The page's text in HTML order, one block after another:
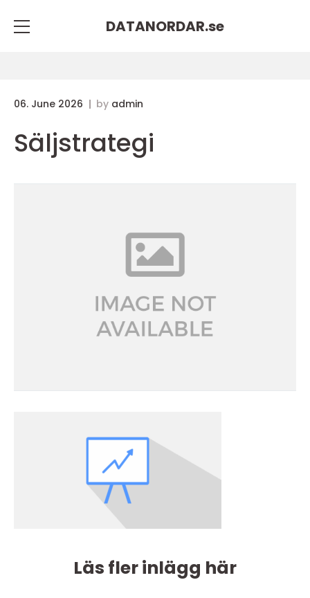
DATANORDAR.se
06. June 2026 by admin
Säljstrategi
Läs fler inlägg här